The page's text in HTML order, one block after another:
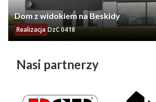
Dom z widokiem na Beskidy
Realizacja DzC 0418
Nasi partnerzy